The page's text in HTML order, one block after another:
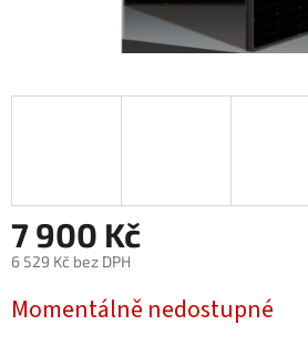
7 900 Kč
6 529 Kč bez DPH
cena:
Momentálně nedostupné